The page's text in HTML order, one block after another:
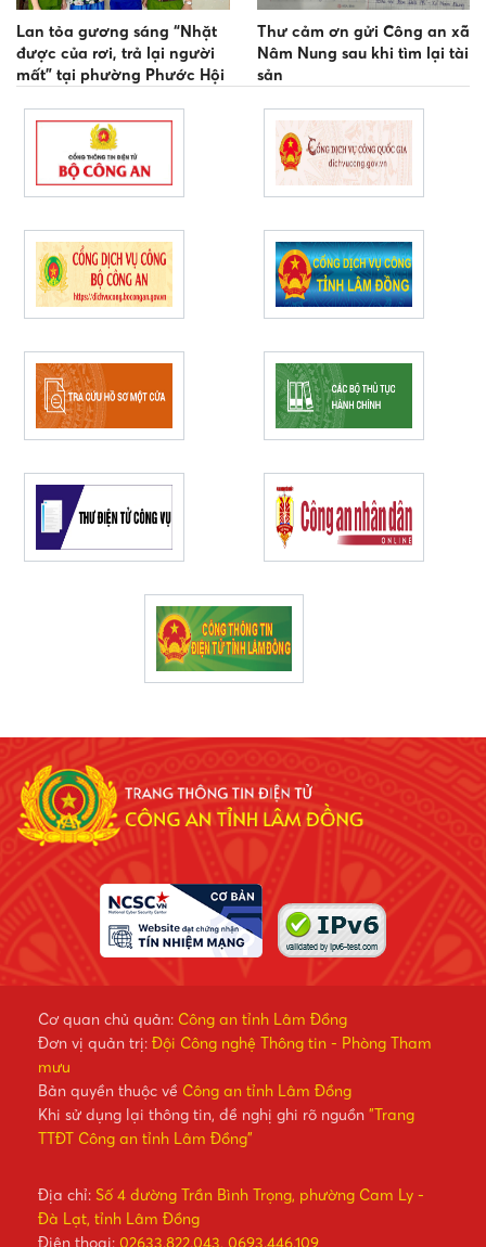
Lan tỏa gương sáng “Nhặt
được của rơi, trả lại người
mất” tại phường Phước Hội
Thư cảm ơn gửi Công an xã
Nâm Nung sau khi tìm lại tài
sản
Cơ quan chủ quản: Công an tỉnh Lâm Đồng
Đơn vị quản trị: Đội Công nghệ Thông tin - Phòng Tham
mưu
Bản quyền thuộc về Công an tỉnh Lâm Đồng
Khi sử dụng lại thông tin, đề nghị ghi rõ nguồn "Trang
TTĐT Công an tỉnh Lâm Đồng"
Địa chỉ: Số 4 đường Trần Bình Trọng, phường Cam Ly -
Đà Lạt, tỉnh Lâm Đồng
Điện thoại: 02633.822.043, 0693.446.109